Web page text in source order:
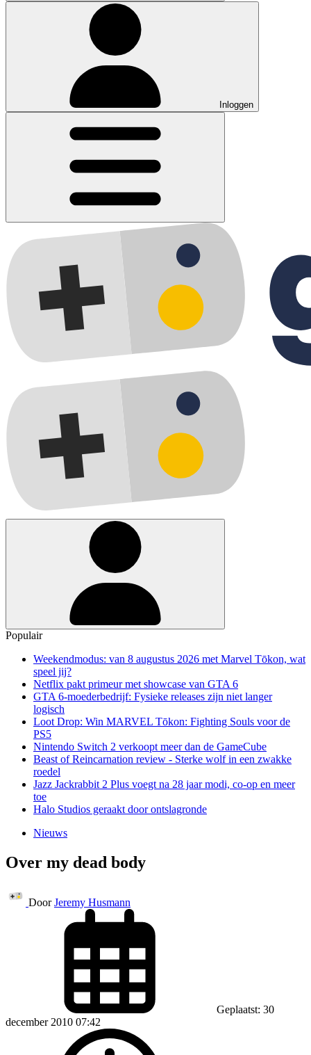
Inloggen
Populair
Weekendmodus: van 8 augustus 2026 met Marvel Tōkon, wat
speel jij?
Netflix pakt primeur met showcase van GTA 6
GTA 6-moederbedrijf: Fysieke releases zijn niet langer
logisch
Loot Drop: Win MARVEL Tōkon: Fighting Souls voor de
PS5
Nintendo Switch 2 verkoopt meer dan de GameCube
Beast of Reincarnation review - Sterke wolf in een zwakke
roedel
Jazz Jackrabbit 2 Plus voegt na 28 jaar modi, co-op en meer
toe
Halo Studios geraakt door ontslagronde
Nieuws
Over my dead body
Door Jeremy Husmann
Geplaatst: 30
december 2010 07:42